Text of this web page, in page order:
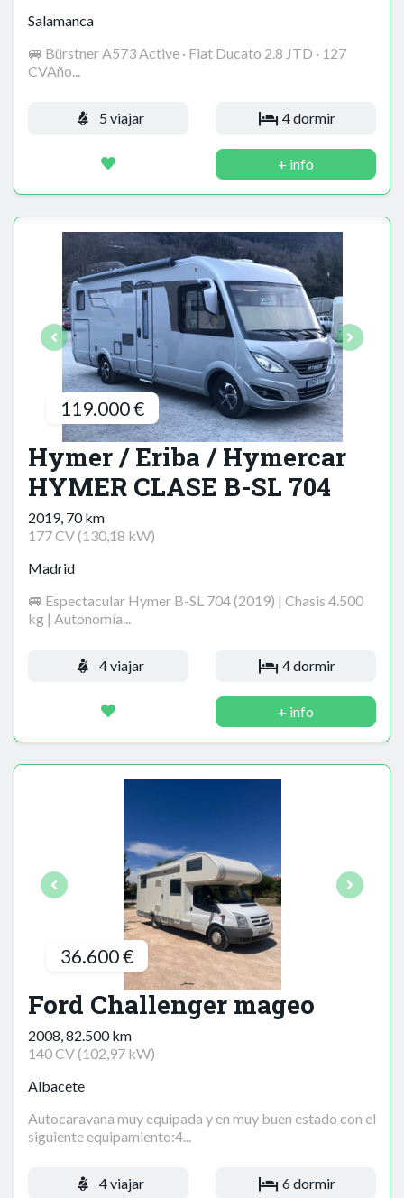
Salamanca
🚐 Bürstner A573 Active · Fiat Ducato 2.8 JTD · 127
CVAño...
5 viajar 4 dormir
+ info
119.000 €
Hymer / Eriba / Hymercar
HYMER CLASE B-SL 704
2019, 70 km
177 CV (130,18 kW)
Madrid
🚐 Espectacular Hymer B-SL 704 (2019) | Chasis 4.500
kg | Autonomía...
4 viajar 4 dormir
+ info
36.600 €
Ford Challenger mageo
2008, 82.500 km
140 CV (102,97 kW)
Albacete
Autocaravana muy equipada y en muy buen estado con el
siguiente equipamiento:4...
4 viajar 6 dormir